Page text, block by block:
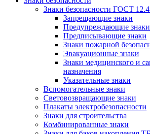
Знаки безопасности ГОСТ
Запрещающие знаки
Предупреждающие знаки
Предписывающие знаки
Знаки пожарной
Эвакуационные знаки
Знаки медицинского и
назначения
Указательные знаки
Вспомогательные знаки
Световозвращающие знаки
Плакаты электробезопасности
Знаки для строительства
Комбинированные знаки